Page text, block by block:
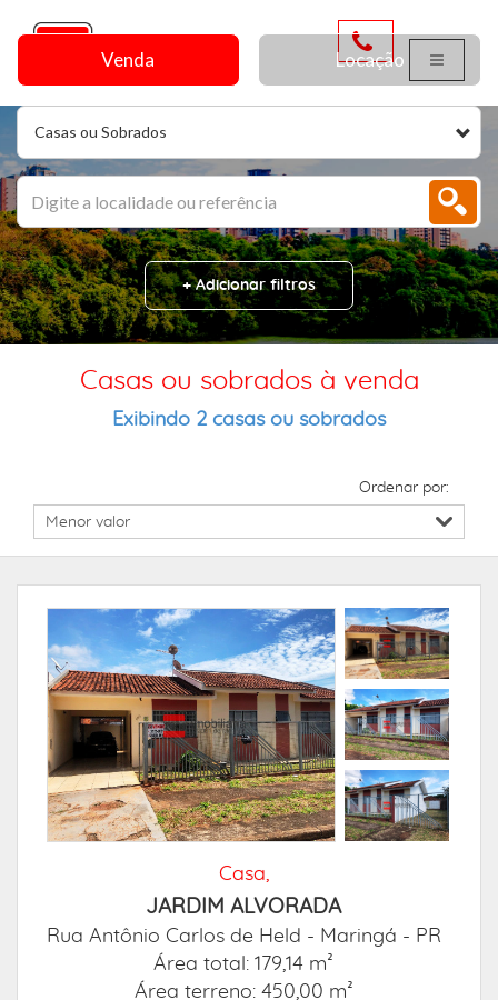
Casas ou Sobrados
Venda Locação
+ Adicionar filtros
Casas ou sobrados à venda
Exibindo 2 casas ou sobrados
Ordenar por:
Casa,
JARDIM ALVORADA
Rua Antônio Carlos de Held - Maringá - PR
Área total: 179,14 m²
Área terreno: 450,00 m²